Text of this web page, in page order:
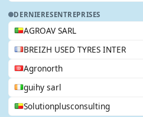
DERNIERESENTREPRISES
AGROAV SARL
BREIZH USED TYRES INTER
Agronorth
guihy sarl
Solutionplusconsulting